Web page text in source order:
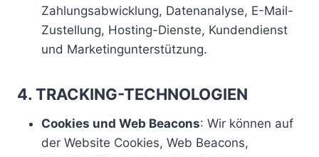
Zahlungsabwicklung, Datenanalyse, E-Mail-
Zustellung, Hosting-Dienste, Kundendienst
und Marketingunterstützung.
4. TRACKING-TECHNOLOGIEN
Cookies und Web Beacons: Wir können auf
der Website Cookies, Web Beacons,